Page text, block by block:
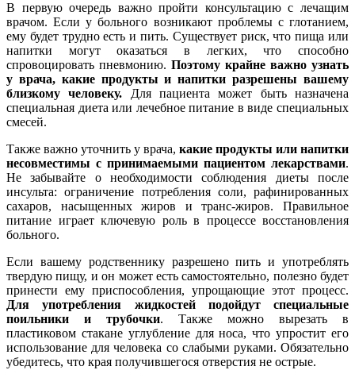
В первую очередь важно пройти консультацию с лечащим
врачом. Если у больного возникают проблемы с глотанием,
ему будет трудно есть и пить. Существует риск, что пища или
напитки могут оказаться в легких, что способно
спровоцировать пневмонию. Поэтому крайне важно узнать
у врача, какие продукты и напитки разрешены вашему
близкому человеку. Для пациента может быть назначена
специальная диета или лечебное питание в виде специальных
смесей.
Также важно уточнить у врача, какие продукты или напитки
несовместимы с принимаемыми пациентом лекарствами.
Не забывайте о необходимости соблюдения диеты после
инсульта: ограничение потребления соли, рафинированных
сахаров, насыщенных жиров и транс-жиров. Правильное
питание играет ключевую роль в процессе восстановления
больного.
Если вашему родственнику разрешено пить и употреблять
твердую пищу, и он может есть самостоятельно, полезно будет
принести ему приспособления, упрощающие этот процесс.
Для употребления жидкостей подойдут специальные
поильники и трубочки. Также можно вырезать в
пластиковом стакане углубление для носа, что упростит его
использование для человека со слабыми руками. Обязательно
убедитесь, что края получившегося отверстия не острые.